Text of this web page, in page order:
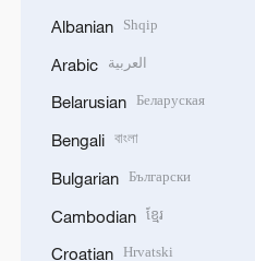
Albanian Shqip
Arabic العربية
Belarusian Беларуская
Bengali বাংলা
Bulgarian Български
Cambodian ខ្មែរ
Croatian Hrvatski